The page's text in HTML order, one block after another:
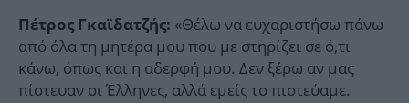
Πέτρος Γκαϊδατζής: «Θέλω να ευχαριστήσω πάνω
από όλα τη μητέρα μου που με στηρίζει σε ό,τι
κάνω, όπως και η αδερφή μου. Δεν ξέρω αν μας
πίστευαν οι Έλληνες, αλλά εμείς το πιστεύαμε.